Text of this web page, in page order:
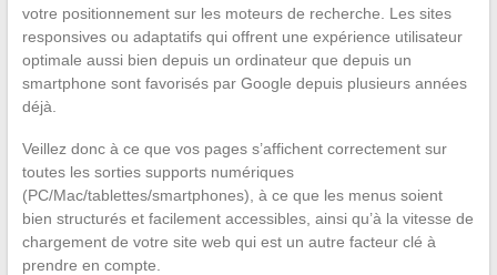
votre positionnement sur les moteurs de recherche. Les sites
responsives ou adaptatifs qui offrent une expérience utilisateur
optimale aussi bien depuis un ordinateur que depuis un
smartphone sont favorisés par Google depuis plusieurs années
déjà.
Veillez donc à ce que vos pages s’affichent correctement sur
toutes les sorties supports numériques
(PC/Mac/tablettes/smartphones), à ce que les menus soient
bien structurés et facilement accessibles, ainsi qu’à la vitesse de
chargement de votre site web qui est un autre facteur clé à
prendre en compte.